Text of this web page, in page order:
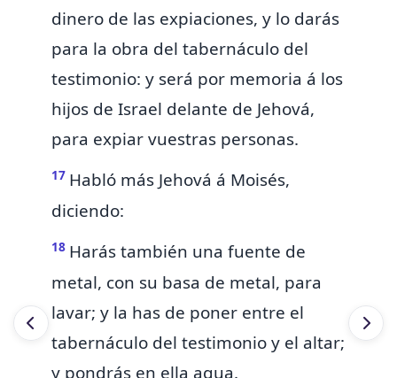
dinero de las expiaciones, y lo darás
para la obra del tabernáculo del
testimonio: y será por memoria á los
hijos de Israel delante de Jehová,
para expiar vuestras personas.
17 Habló más Jehová á Moisés,
diciendo:
18 Harás también una fuente de
metal, con su basa de metal, para
lavar; y la has de poner entre el
tabernáculo del testimonio y el altar;
y pondrás en ella agua.